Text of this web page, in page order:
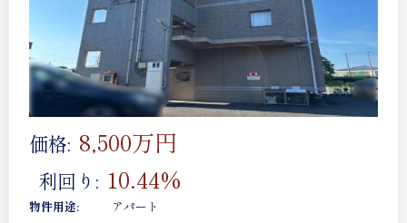
価格: 8,500万円
利回り: 10.44%
物件用途:
アパート